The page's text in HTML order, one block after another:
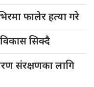
फालेर हत्या गरे
सिक्दै
संरक्षणका लागि